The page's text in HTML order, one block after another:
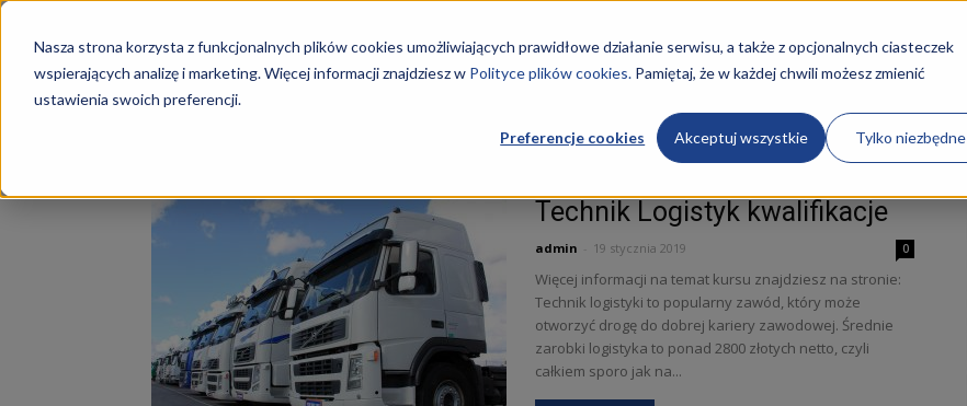
Nasza strona korzysta z funkcjonalnych plików cookies umożliwiających prawidłowe działanie serwisu, a także z opcjonalnych ciasteczek
wspierających analizę i marketing. Więcej informacji znajdziesz w Polityce plików cookies.Pamiętaj, że w każdej chwili możesz zmienić
ustawienia swoich preferencji.
Preferencje cookies Akceptuj wszystkie Tylko niezbędne
Szkoły
–
Aktualności
STRONA GŁÓWNA KURSY O NAS REKRUTACJA
Tag: organizacja transportu
Technik Logistyk kwalifikacje
admin 19 stycznia 2019 0
Więcej informacji na temat kursu znajdziesz na stronie:
Technik logistyki to popularny zawód, który może
otworzyć drogę do dobrej kariery zawodowej. Średnie
zarobki logistyka to ponad 2800 złotych netto, czyli
całkiem sporo jak na...